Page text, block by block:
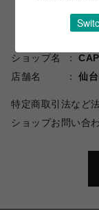
ショップ名
店舗名
仙
特定商取引法など
ショップお問い合